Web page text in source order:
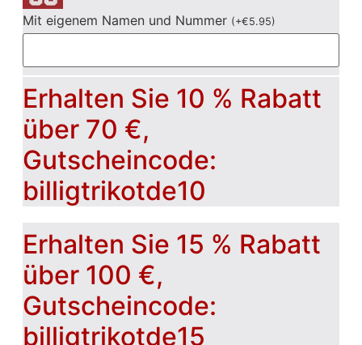
Mit eigenem Namen und Nummer (+€5.95)
Erhalten Sie 10 % Rabatt
über 70 €,
Gutscheincode:
billigtrikotde10
Erhalten Sie 15 % Rabatt
über 100 €,
Gutscheincode:
billigtrikotde15